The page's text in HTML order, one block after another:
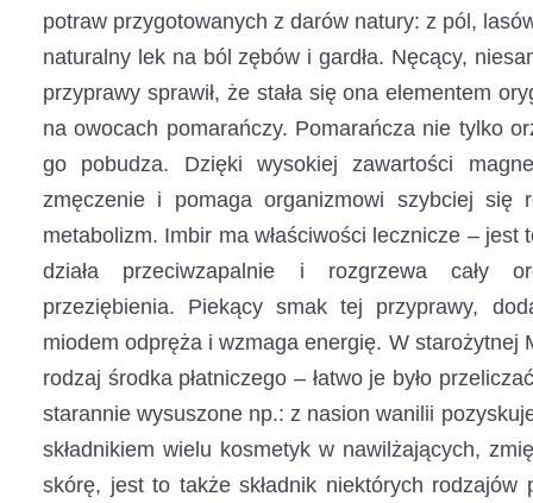
potraw przygotowanych z darów natury: z pól,
naturalny lek na ból zębów i gardła. Nęcący,
przyprawy sprawił, że stała się ona elementem
na owocach pomarańczy. Pomarańcza nie tylko
go pobudza. Dzięki wysokiej zawartości
zmęczenie i pomaga organizmowi szybciej się
metabolizm. Imbir ma właściwości lecznicze – jest
działa przeciwzapalnie i rozgrzewa cały
przeziębienia. Piekący smak tej przyprawy,
miodem odpręża i wzmaga energię. W starożytnej
rodzaj środka płatniczego – łatwo je było
starannie wysuszone np.: z nasion wanilii
składnikiem wielu kosmetyk w nawilżających,
skórę, jest to także składnik niektórych rodzajów